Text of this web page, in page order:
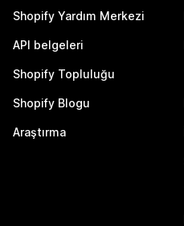
Shopify Yardım Merkezi
API belgeleri
Shopify Topluluğu
Shopify Blogu
Araştırma